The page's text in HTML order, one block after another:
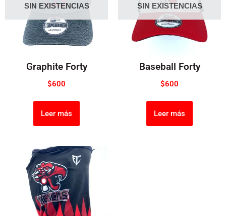
SIN EXISTENCIAS
Graphite Forty
$600
Leer más
SIN EXISTENCIAS
Baseball Forty
$600
Leer más